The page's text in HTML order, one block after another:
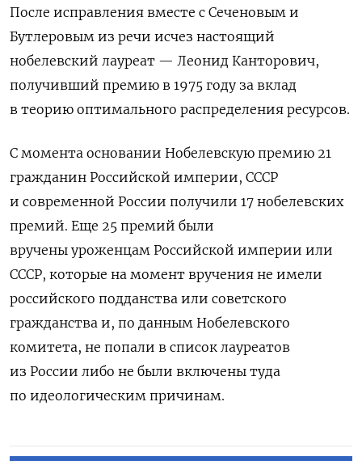
После исправления вместе с Сеченовым и
Бутлеровым из речи исчез настоящий
нобелевский лауреат — Леонид Канторович,
получивший премию в 1975 году за вклад
в теорию оптимального распределения ресурсов.
С момента основании Нобелевскую премию 21
гражданин Российской империи, СССР
и современной России получили 17 нобелевских
премий. Еще 25 премий были
вручены уроженцам Российской империи или
СССР, которые на момент вручения не имели
российского подданства или советского
гражданства и, по данным Нобелевского
комитета, не попали в список лауреатов
из России либо не были включены туда
по идеологическим причинам.